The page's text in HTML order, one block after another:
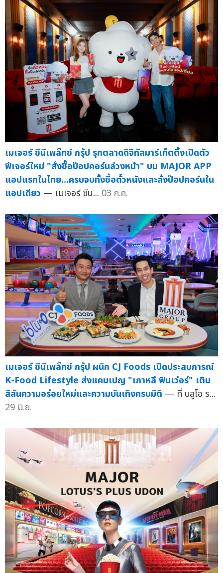
เมเจอร์ ซีนีเพล็กซ์ กรุ้ป รุกตลาดดิจิทัลมาร์เก็ตติ้งเปิดตัว
ฟีเจอร์ใหม่ "สั่งซื้อป๊อปคอร์นล่วงหน้า" บน MAJOR APP
แอปแรกในไทย…ครบจบทั้งซื้อตั๋วหนังและสั่งป๊อปคอร์นใน
แอปเดียว — เมเจอร์ ซีน... 03 ก.ค.
เมเจอร์ ซีนีเพล็กซ์ กรุ้ป ผนึก CJ Foods เปิดประสบการณ์
K-Food Lifestyle ส่งแคมเปญ "เกาหลี ฟินเว่อร์" เติม
สีสันความอร่อยใหม่และความบันเทิงครบมิติ — ที่ บลูโอ ร...
29 มิ.ย.